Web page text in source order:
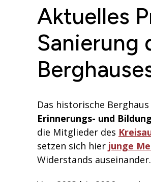
Aktuelles
Sanierung
Das historische
Erinnerungs- und
die Mitglieder des
setzen sich hier junge
Widerstands auseinander.